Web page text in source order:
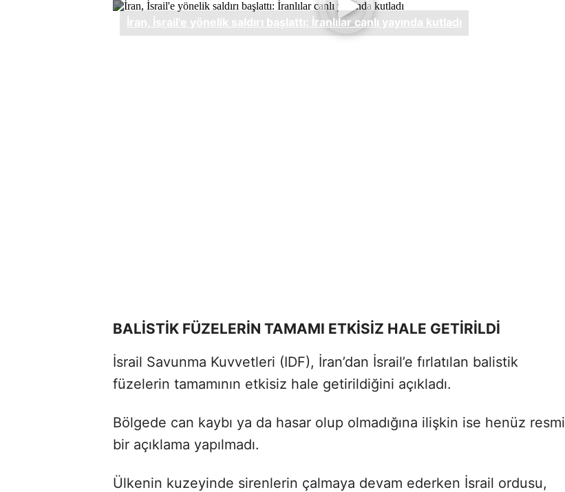
BALİSTİK FÜZELERİN TAMAMI ETKİSİZ HALE GETİRİLDİ
İsrail Savunma Kuvvetleri (IDF), İran’dan İsrail’e fırlatılan balistik
füzelerin tamamının etkisiz hale getirildiğini açıkladı.
Bölgede can kaybı ya da hasar olup olmadığına ilişkin ise henüz resmi
bir açıklama yapılmadı.
Ülkenin kuzeyinde sirenlerin çalmaya devam ederken İsrail ordusu,